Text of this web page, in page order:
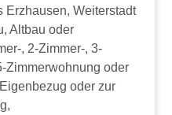
Erzhausen, Weiterstadt
Altbau oder
, 2-Zimmer-, 3-
Zimmerwohnung oder
oder zur